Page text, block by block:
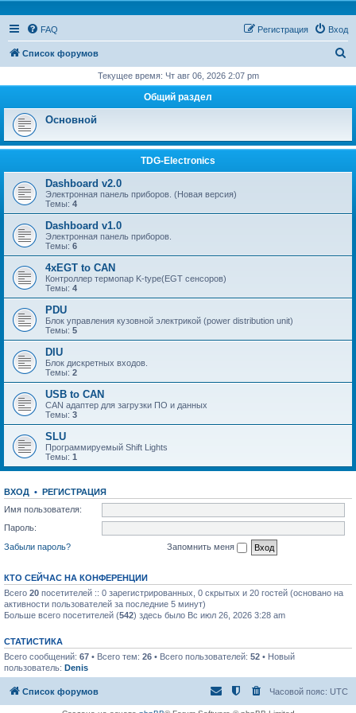
FAQ Вход
Регистрация
Список форумов
с
Текущее время: Чт авг 06, 2026 2:07 pm
Общий раздел
Основной
TDG-Electronics
Dashboard v2.0
Электронная панель приборов. (Новая версия)
Темы: 4
Dashboard v1.0
Электронная панель приборов.
Темы: 6
4xEGT to CAN
Контроллер термопар K-type(EGT сенсоров)
Темы: 4
PDU
Блок управления кузовной электрикой (power distribution unit)
Темы: 5
DIU
Блок дискретных входов.
Темы: 2
USB to CAN
CAN адаптер для загрузки ПО и данных
Темы: 3
SLU
Программируемый Shift Lights
Темы: 1
ВХОД • РЕГИСТРАЦИЯ
Имя пользователя:
Пароль:
Забыли пароль?
Запомнить меня
КТО СЕЙЧАС НА КОНФЕРЕНЦИИ
Всего 20 посетителей :: 0 зарегистрированных, 0 скрытых и 20 гостей (основано на
активности пользователей за последние 5 минут)
Больше всего посетителей (542) здесь было Вс июл 26, 2026 3:28 am
СТАТИСТИКА
Всего сообщений: 67 • Всего тем: 26 • Всего пользователей: 52 • Новый
пользователь: Denis
Список форумов Часовой пояс: UTC